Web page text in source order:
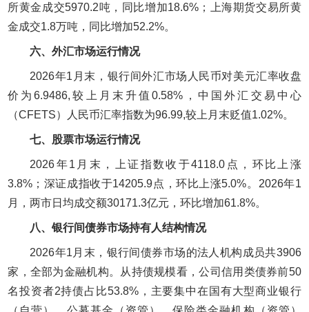
所黄金成交5970.2吨，同比增加18.6%；上海期货交易所黄
金成交1.8万吨，同比增加52.2%。
六、外汇市场运行情况
2026年1月末，银行间外汇市场人民币对美元汇率收盘
价为6.9486,较上月末升值0.58%，中国外汇交易中心
（CFETS）人民币汇率指数为96.99,较上月末贬值1.02%。
七、股票市场运行情况
2026年1月末，上证指数收于4118.0点，环比上涨
3.8%；深证成指收于14205.9点，环比上涨5.0%。2026年1
月，两市日均成交额30171.3亿元，环比增加61.8%。
八、银行间债券市场持有人结构情况
2026年1月末，银行间债券市场的法人机构成员共3906
家，全部为金融机构。从持债规模看，公司信用类债券前50
名投资者2持债占比53.8%，主要集中在国有大型商业银行